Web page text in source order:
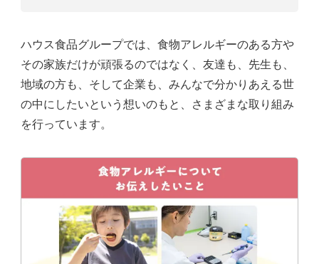
ハウス食品グループでは、食物アレルギーのある方や
その家族だけが頑張るのではなく、友達も、先生も、
地域の方も、そして企業も、みんなで分かりあえる世
の中にしたいという想いのもと、さまざまな取り組み
を行っています。